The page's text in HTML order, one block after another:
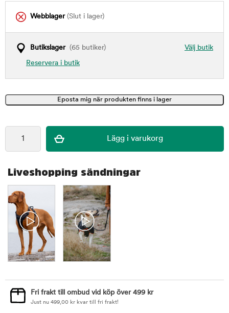
Webblager(Slut i lager)
Välj butik
Butikslager(65 butiker)
Reservera i butik
Liveshopping sändningar
Fri frakt till ombud vid köp över 499 kr
Just nu 499,00 kr kvar till fri frakt!